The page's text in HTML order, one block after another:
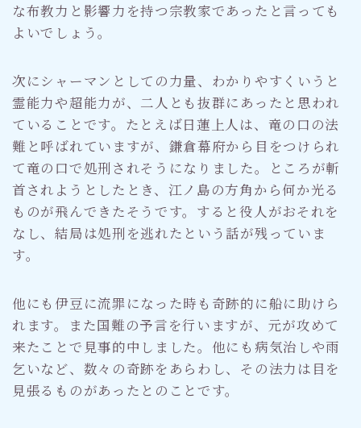
な布教力と影響力を持つ宗教家であったと言っても
よいでしょう。
次にシャーマンとしての力量、わかりやすくいうと
霊能力や超能力が、二人とも抜群にあったと思われ
ていることです。たとえば日蓮上人は、竜の口の法
難と呼ばれていますが、鎌倉幕府から目をつけられ
て竜の口で処刑されそうになりました。ところが斬
首されようとしたとき、江ノ島の方角から何か光る
ものが飛んできたそうです。すると役人がおそれを
なし、結局は処刑を逃れたという話が残っていま
す。
他にも伊豆に流罪になった時も奇跡的に船に助けら
れます。また国難の予言を行いますが、元が攻めて
来たことで見事的中しました。他にも病気治しや雨
乞いなど、数々の奇跡をあらわし、その法力は目を
見張るものがあったとのことです。